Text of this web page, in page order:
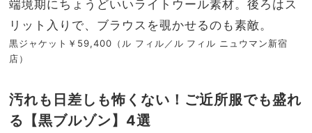
端境期にちょうどいいライトウール素材。後ろはス
リット入りで、ブラウスを覗かせるのも素敵。
黒ジャケット￥59,400（ル フィル／ル フィル ニュウマン新宿
店）
汚れも日差しも怖くない！ご近所服でも盛れ
る【黒ブルゾン】4選